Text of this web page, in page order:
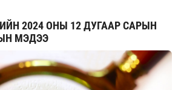
2024 ОНЫ 12 ДУГААР САРЫН
МЭДЭЭ